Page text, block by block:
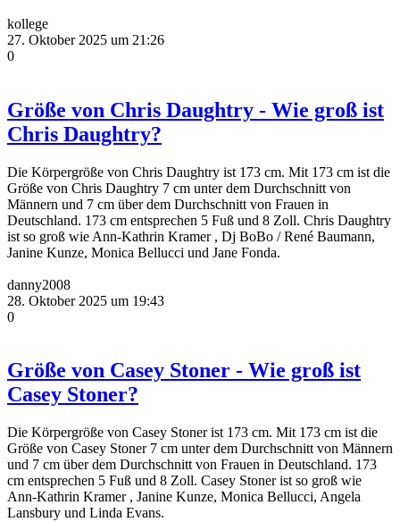
kollege
27. Oktober 2025 um 21:26
0
Größe von Chris Daughtry - Wie groß ist
Chris Daughtry?
Die Körpergröße von Chris Daughtry ist 173 cm. Mit 173 cm ist die
Größe von Chris Daughtry 7 cm unter dem Durchschnitt von
Männern und 7 cm über dem Durchschnitt von Frauen in
Deutschland. 173 cm entsprechen 5 Fuß und 8 Zoll. Chris Daughtry
ist so groß wie Ann-Kathrin Kramer , Dj BoBo / René Baumann,
Janine Kunze, Monica Bellucci und Jane Fonda.
danny2008
28. Oktober 2025 um 19:43
0
Größe von Casey Stoner - Wie groß ist
Casey Stoner?
Die Körpergröße von Casey Stoner ist 173 cm. Mit 173 cm ist die
Größe von Casey Stoner 7 cm unter dem Durchschnitt von Männern
und 7 cm über dem Durchschnitt von Frauen in Deutschland. 173
cm entsprechen 5 Fuß und 8 Zoll. Casey Stoner ist so groß wie
Ann-Kathrin Kramer , Janine Kunze, Monica Bellucci, Angela
Lansbury und Linda Evans.